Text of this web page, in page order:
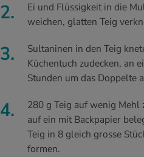
Ei und Flüssigkeit in die
weichen, glatten Teig
Sultaninen in den Teig
Küchentuch zudecken, an
Stunden um das Doppelte
280 g Teig auf wenig
auf ein mit Backpapier
Teig in 8 gleich grosse
formen.